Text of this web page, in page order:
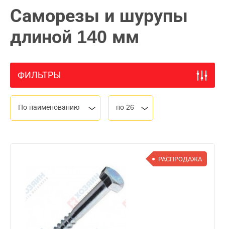
Саморезы и шурупы
длиной 140 мм
ФИЛЬТРЫ
По наименованию по 26
РАСПРОДАЖА